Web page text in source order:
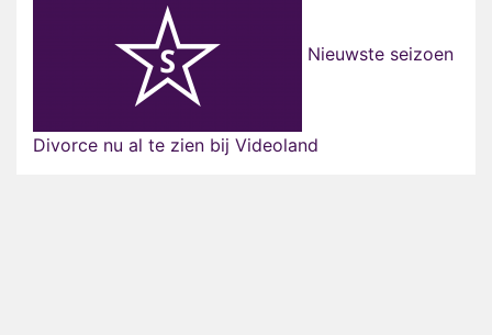
Nieuwste seizoen
Divorce nu al te zien bij Videoland